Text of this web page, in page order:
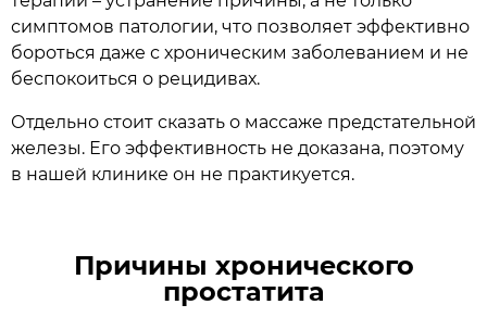
симптомов патологии, что позволяет эффективно
бороться даже с хроническим заболеванием и не
беспокоиться о рецидивах.
Отдельно стоит сказать о массаже предстательной
железы. Его эффективность не доказана, поэтому
в нашей клинике он не практикуется.
Причины хронического
простатита